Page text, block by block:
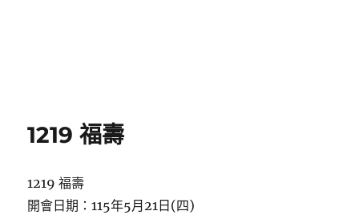
1219 福壽
1219 福壽
開會日期：115年5月21日(四)